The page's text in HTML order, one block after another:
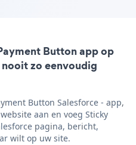
Button app op
zo eenvoudig
Button Salesforce - app,
aan en voeg Sticky
pagina, bericht,
wilt op uw site.